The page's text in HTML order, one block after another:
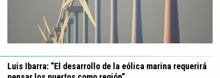
Luis Ibarra: “El desarrollo de la eólica marina requerirá